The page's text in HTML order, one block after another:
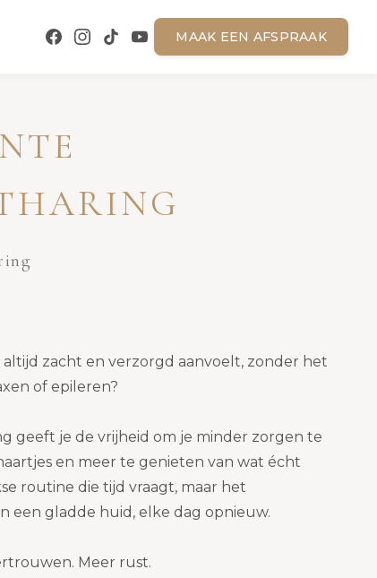
MAAK EEN AFSPRAAK
zacht en verzorgd aanvoelt, zonder het
of epileren?
geeft je de vrijheid om je minder zorgen te
en meer te genieten van wat écht
routine die tijd vraagt, maar het
een gladde huid, elke dag opnieuw.
Meer rust.